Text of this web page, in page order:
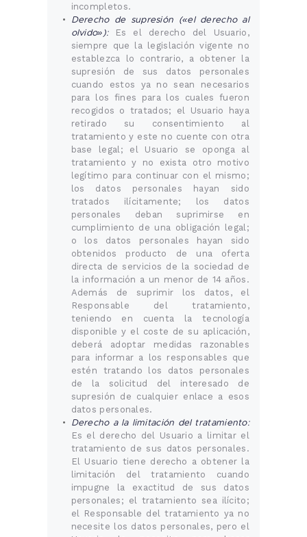
incompletos.
Derecho de supresión («el derecho al
olvido»):Es el derecho del Usuario,
siempre que la legislación vigente no
establezca lo contrario, a obtener la
supresión de sus datos personales
cuando estos ya no sean necesarios
para los fines para los cuales fueron
recogidos o tratados; el Usuario haya
retirado su consentimiento al
tratamiento y este no cuente con otra
base legal; el Usuario se oponga al
tratamiento y no exista otro motivo
legítimo para continuar con el mismo;
los datos personales hayan sido
tratados ilícitamente; los datos
personales deban suprimirse en
cumplimiento de una obligación legal;
o los datos personales hayan sido
obtenidos producto de una oferta
directa de servicios de la sociedad de
la información a un menor de 14 años.
Además de suprimir los datos, el
Responsable del tratamiento,
teniendo en cuenta la tecnología
disponible y el coste de su aplicación,
deberá adoptar medidas razonables
para informar a los responsables que
estén tratando los datos personales
de la solicitud del interesado de
supresión de cualquier enlace a esos
datos personales.
Derecho a la limitación del tratamiento:
Es el derecho del Usuario a limitar el
tratamiento de sus datos personales.
El Usuario tiene derecho a obtener la
limitación del tratamiento cuando
impugne la exactitud de sus datos
personales; el tratamiento sea ilícito;
el Responsable del tratamiento ya no
necesite los datos personales, pero el